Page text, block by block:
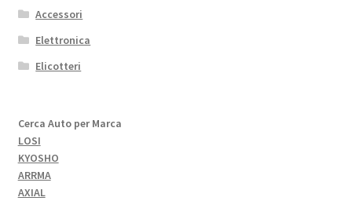
Accessori
Elettronica
Elicotteri
Cerca Auto per Marca
LOSI
KYOSHO
ARRMA
AXIAL